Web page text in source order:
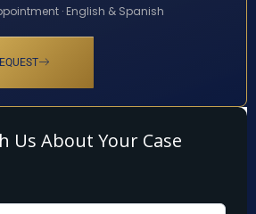
· English & Spanish